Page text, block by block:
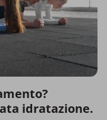
idratazione.